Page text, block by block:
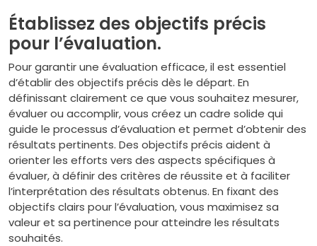
Établissez des objectifs précis
pour l’évaluation.
Pour garantir une évaluation efficace, il est essentiel
d’établir des objectifs précis dès le départ. En
définissant clairement ce que vous souhaitez mesurer,
évaluer ou accomplir, vous créez un cadre solide qui
guide le processus d’évaluation et permet d’obtenir des
résultats pertinents. Des objectifs précis aident à
orienter les efforts vers des aspects spécifiques à
évaluer, à définir des critères de réussite et à faciliter
l’interprétation des résultats obtenus. En fixant des
objectifs clairs pour l’évaluation, vous maximisez sa
valeur et sa pertinence pour atteindre les résultats
souhaités.